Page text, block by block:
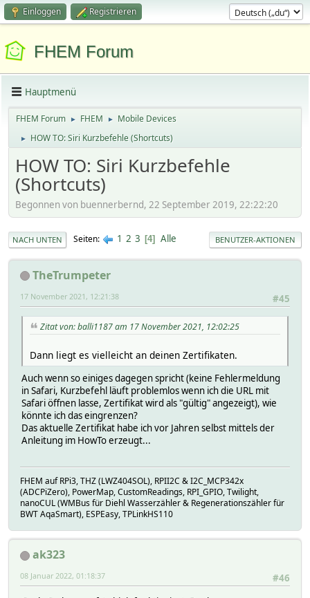
Einloggen Registrieren
FHEM Forum
Hauptmenü
FHEM Forum ► FHEM ► Mobile Devices
► HOW TO: Siri Kurzbefehle (Shortcuts)
HOW TO: Siri Kurzbefehle
(Shortcuts)
Begonnen von buennerbernd, 22 September 2019, 22:22:20
NACH UNTEN Seiten 1 2 3 4 Alle BENUTZER-AKTIONEN
TheTrumpeter
#45
17 November 2021, 12:21:38
Zitat von: balli1187 am 17 November 2021, 12:02:25
Dann liegt es vielleicht an deinen Zertifikaten.
Auch wenn so einiges dagegen spricht (keine Fehlermeldung
in Safari, Kurzbefehl läuft problemlos wenn ich die URL mit
Safari öffnen lasse, Zertifikat wird als "gültig" angezeigt), wie
könnte ich das eingrenzen?
Das aktuelle Zertifikat habe ich vor Jahren selbst mittels der
Anleitung im HowTo erzeugt...
FHEM auf RPi3, THZ (LWZ404SOL), RPII2C & I2C_MCP342x
(ADCPiZero), PowerMap, CustomReadings, RPI_GPIO, Twilight,
nanoCUL (WMBus für Diehl Wasserzähler & Regenerationszähler für
BWT AqaSmart), ESPEasy, TPLinkHS110
ak323
#46
08 Januar 2022, 01:18:37